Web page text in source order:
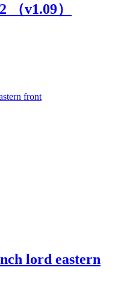
v1.09）
lord eastern